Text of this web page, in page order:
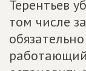
Терентьев
том числе